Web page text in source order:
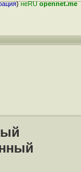
)неRUopennet.me